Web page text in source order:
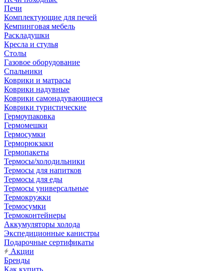
Печи
Комплектующие для печей
Кемпинговая мебель
Раскладушки
Кресла и стулья
Столы
Газовое оборудование
Спальники
Коврики и матрасы
Коврики надувные
Коврики самонадувающиеся
Коврики туристические
Гермоупаковка
Гермомешки
Гермосумки
Герморюкзаки
Гермопакеты
Термосы/холодильники
Термосы для напитков
Термосы для еды
Термосы универсальные
Термокружки
Термосумки
Термоконтейнеры
Аккумуляторы холода
Экспедиционные канистры
Подарочные сертификаты
Акции
Бренды
Как купить